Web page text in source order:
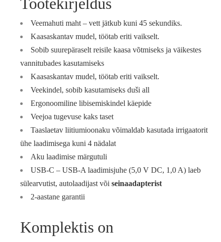
Tootekirjeldus
Veemahuti maht – vett jätkub kuni 45 sekundiks.
Kaasaskantav mudel, töötab eriti vaikselt.
Sobib suurepäraselt reisile kaasa võtmiseks ja väikestes
vannitubades kasutamiseks
Kaasaskantav mudel, töötab eriti vaikselt.
Veekindel, sobib kasutamiseks duši all
Ergonoomiline libisemiskindel käepide
Veejoa tugevuse kaks taset
Taaslaetav liitiumioonaku võimaldab kasutada irrigaatorit
ühe laadimisega kuni 4 nädalat
Aku laadimise märgutuli
USB-C – USB-A laadimisjuhe (5,0 V DC, 1,0 A) laeb
sülearvutist, autolaadijast või seinaadapterist
2-aastane garantii
Komplektis on